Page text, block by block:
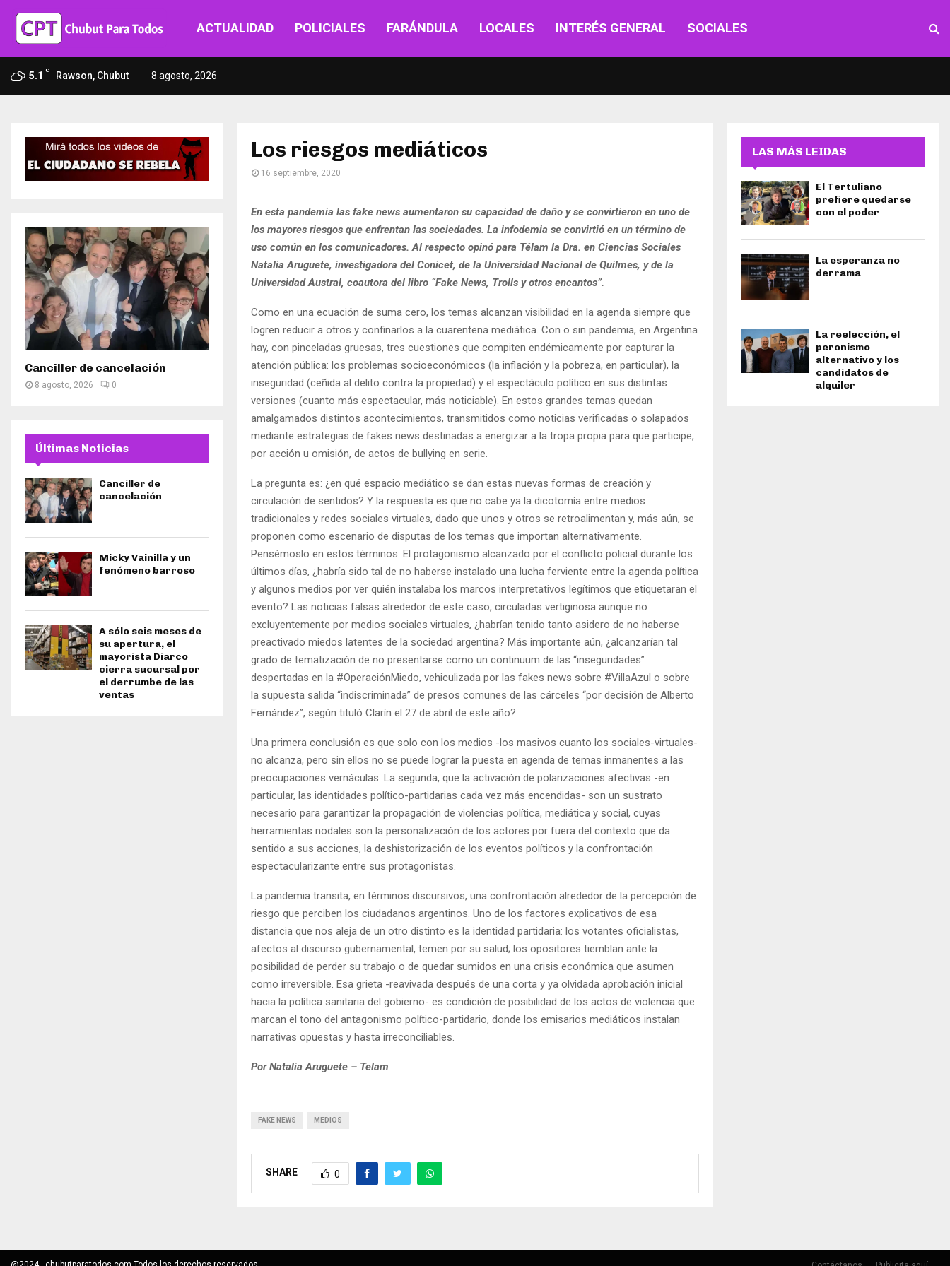
ACTUALIDAD POLICIALES FARÁNDULA LOCALES INTERÉS GENERAL SOCIALES
5.1 C Rawson, Chubut 8 agosto, 2026
Los riesgos mediáticos
16 septiembre, 2020
En esta pandemia las fake news aumentaron su capacidad de daño y se convirtieron en uno de
los mayores riesgos que enfrentan las sociedades. La infodemia se convirtió en un término de
uso común en los comunicadores. Al respecto opinó para Télam la Dra. en Ciencias Sociales
Natalia Aruguete, investigadora del Conicet, de la Universidad Nacional de Quilmes, y de la
Universidad Austral, coautora del libro “Fake News, Trolls y otros encantos”.
Como en una ecuación de suma cero, los temas alcanzan visibilidad en la agenda siempre que
logren reducir a otros y confinarlos a la cuarentena mediática. Con o sin pandemia, en Argentina
hay, con pinceladas gruesas, tres cuestiones que compiten endémicamente por capturar la
atención pública: los problemas socioeconómicos (la inflación y la pobreza, en particular), la
inseguridad (ceñida al delito contra la propiedad) y el espectáculo político en sus distintas
versiones (cuanto más espectacular, más noticiable). En estos grandes temas quedan
amalgamados distintos acontecimientos, transmitidos como noticias verificadas o solapados
mediante estrategias de fakes news destinadas a energizar a la tropa propia para que participe,
por acción u omisión, de actos de bullying en serie.
La pregunta es: ¿en qué espacio mediático se dan estas nuevas formas de creación y
circulación de sentidos? Y la respuesta es que no cabe ya la dicotomía entre medios
tradicionales y redes sociales virtuales, dado que unos y otros se retroalimentan y, más aún, se
proponen como escenario de disputas de los temas que importan alternativamente.
Pensémoslo en estos términos. El protagonismo alcanzado por el conflicto policial durante los
últimos días, ¿habría sido tal de no haberse instalado una lucha ferviente entre la agenda política
y algunos medios por ver quién instalaba los marcos interpretativos legítimos que etiquetaran el
evento? Las noticias falsas alrededor de este caso, circuladas vertiginosa aunque no
excluyentemente por medios sociales virtuales, ¿habrían tenido tanto asidero de no haberse
preactivado miedos latentes de la sociedad argentina? Más importante aún, ¿alcanzarían tal
grado de tematización de no presentarse como un continuum de las “inseguridades”
despertadas en la #OperaciónMiedo, vehiculizada por las fakes news sobre #VillaAzul o sobre
la supuesta salida “indiscriminada” de presos comunes de las cárceles “por decisión de Alberto
Fernández”, según tituló Clarín el 27 de abril de este año?.
Una primera conclusión es que solo con los medios -los masivos cuanto los sociales-virtuales-
no alcanza, pero sin ellos no se puede lograr la puesta en agenda de temas inmanentes a las
preocupaciones vernáculas. La segunda, que la activación de polarizaciones afectivas -en
particular, las identidades político-partidarias cada vez más encendidas- son un sustrato
necesario para garantizar la propagación de violencias política, mediática y social, cuyas
herramientas nodales son la personalización de los actores por fuera del contexto que da
sentido a sus acciones, la deshistorización de los eventos políticos y la confrontación
espectacularizante entre sus protagonistas.
La pandemia transita, en términos discursivos, una confrontación alrededor de la percepción de
riesgo que perciben los ciudadanos argentinos. Uno de los factores explicativos de esa
distancia que nos aleja de un otro distinto es la identidad partidaria: los votantes oficialistas,
afectos al discurso gubernamental, temen por su salud; los opositores tiemblan ante la
posibilidad de perder su trabajo o de quedar sumidos en una crisis económica que asumen
como irreversible. Esa grieta -reavivada después de una corta y ya olvidada aprobación inicial
hacia la política sanitaria del gobierno- es condición de posibilidad de los actos de violencia que
marcan el tono del antagonismo político-partidario, donde los emisarios mediáticos instalan
narrativas opuestas y hasta irreconciliables.
Por Natalia Aruguete – Telam
FAKE NEWS MEDIOS
SHARE 0
Canciller de cancelación
8 agosto, 2026 0
Últimas Noticias
Canciller de
cancelación
Micky Vainilla y un
fenómeno barroso
A sólo seis meses de
su apertura, el
mayorista Diarco
cierra sucursal por
el derrumbe de las
ventas
LAS MÁS LEIDAS
El Tertuliano
prefiere quedarse
con el poder
La esperanza no
derrama
La reelección, el
peronismo
alternativo y los
candidatos de
alquiler